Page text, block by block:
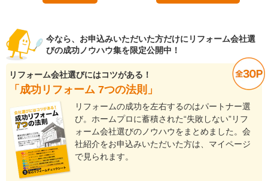
今なら、お申込みいただいた方だけにリフォーム会社選
びの成功ノウハウ集を限定公開中！
リフォーム会社選びにはコツがある！
「成功リフォーム 7つの法則」
リフォームの成功を左右するのはパートナー選
び。ホームプロに蓄積された“失敗しない”リフ
ォーム会社選びのノウハウをまとめました。会
社紹介をお申込みいただいた方は、マイページ
で見られます。